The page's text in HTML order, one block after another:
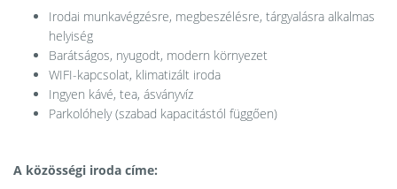
Irodai munkavégzésre, megbeszélésre, tárgyalásra alkalmas
helyiség
Barátságos, nyugodt, modern környezet
WIFI-kapcsolat, klimatizált iroda
Ingyen kávé, tea, ásványvíz
Parkolóhely (szabad kapacitástól függően)
A közösségi iroda címe: